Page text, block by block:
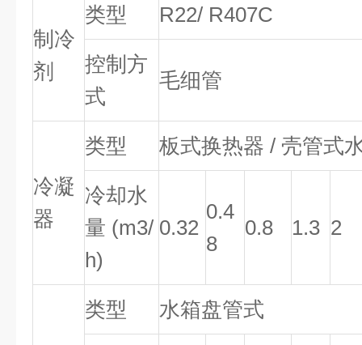
制冷
剂
类型 R22/ R407C
控制方
式
毛细管
冷凝
器
类型 板式换热器 / 壳管式
冷却水
量 (m3/
h)
0.32
0.4
8
0.8 1.3 2
类型 水箱盘管式